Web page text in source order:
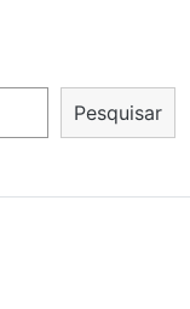
Pesquisar